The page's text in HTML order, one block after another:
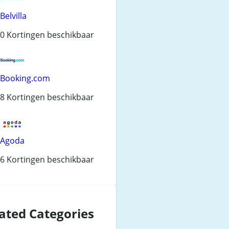
Belvilla
0 Kortingen beschikbaar
Booking.com
8 Kortingen beschikbaar
Agoda
6 Kortingen beschikbaar
Categories